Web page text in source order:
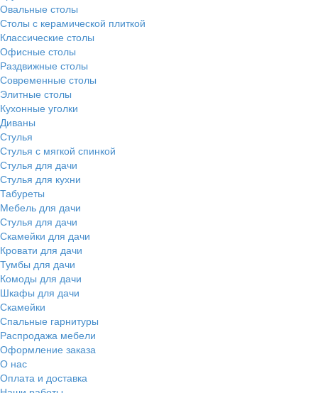
Овальные столы
Столы с керамической плиткой
Классические столы
Офисные столы
Раздвижные столы
Современные столы
Элитные столы
Кухонные уголки
Диваны
Стулья
Стулья с мягкой спинкой
Стулья для дачи
Стулья для кухни
Табуреты
Мебель для дачи
Стулья для дачи
Скамейки для дачи
Кровати для дачи
Тумбы для дачи
Комоды для дачи
Шкафы для дачи
Скамейки
Спальные гарнитуры
Распродажа мебели
Оформление заказа
О нас
Оплата и доставка